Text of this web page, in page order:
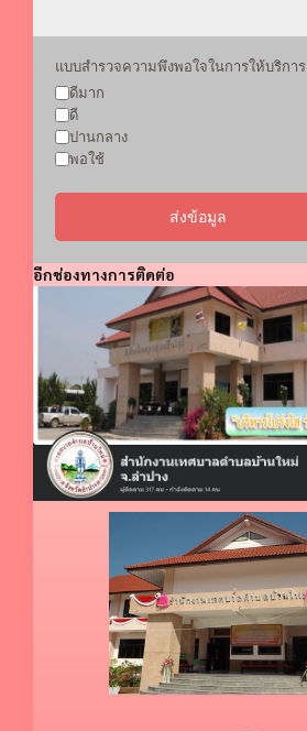
แบบสำรวจความพึงพอใจในการให้บริการ
ดีมาก
ดี
ปานกลาง
พอใช้
ส่งข้อมูล
อีกช่องทางการติดต่อ